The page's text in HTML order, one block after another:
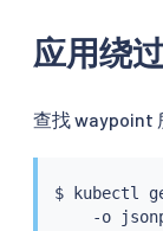
应用绕
查找 waypoint
$ kubectl
-o